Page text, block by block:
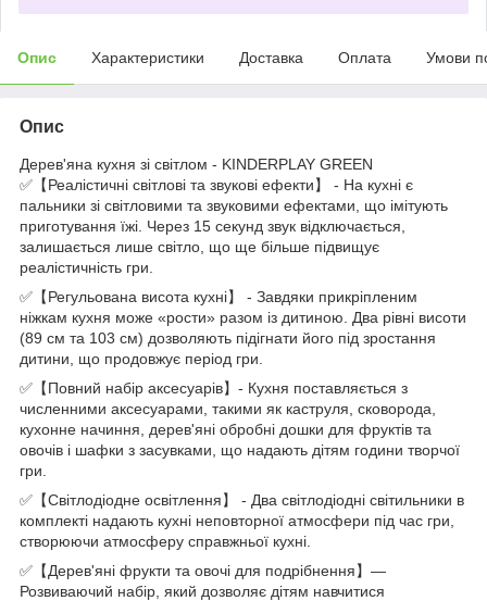
Опис Характеристики Доставка Оплата Умови
Опис
Дерев'яна кухня зі світлом - KINDERPLAY GREEN
✅【Реалістичні світлові та звукові ефекти】 - На кухні є
пальники зі світловими та звуковими ефектами, що імітують
приготування їжі. Через 15 секунд звук відключається,
залишається лише світло, що ще більше підвищує
реалістичність гри.
✅【Регульована висота кухні】 - Завдяки прикріпленим
ніжкам кухня може «рости» разом із дитиною. Два рівні висоти
(89 см та 103 см) дозволяють підігнати його під зростання
дитини, що продовжує період гри.
✅【Повний набір аксесуарів】- Кухня поставляється з
численними аксесуарами, такими як каструля, сковорода,
кухонне начиння, дерев'яні обробні дошки для фруктів та
овочів і шафки з засувками, що надають дітям години творчої
гри.
✅【Світлодіодне освітлення】 - Два світлодіодні світильники в
комплекті надають кухні неповторної атмосфери під час гри,
створюючи атмосферу справжньої кухні.
✅【Дерев'яні фрукти та овочі для подрібнення】—
Розвиваючий набір, який дозволяє дітям навчитися